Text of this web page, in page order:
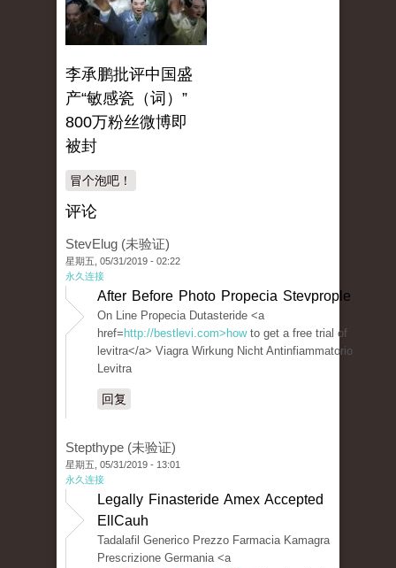
李承鹏批评中国盛
产“敏感瓷（词）”
800万粉丝微博即
被封
冒个泡吧！
评论
StevElug (未验证)
星期五, 05/31/2019 - 02:22
永久连接
After Before Photo Propecia Stevprople
On Line Propecia Dutasteride <a
href= http://bestlevi.com>howto get a free trial of
levitra</a> Viagra Wirkung Nicht Antinfiammatorio
Levitra
回复
Stepthype (未验证)
星期五, 05/31/2019 - 13:01
永久连接
Legally Finasteride Amex Accepted
EllCauh
Tadalafil Generico Prezzo Farmacia Kamagra
Prescrizione Germania <a